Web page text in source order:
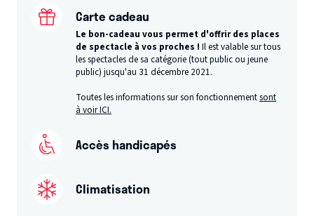
Carte cadeau
Le bon-cadeau vous permet d'offrir des places
de spectacle à vos proches ! Il est valable sur tous
les spectacles de sa catégorie (tout public ou jeune
public) jusqu'au 31 décembre 2021.
Toutes les informations sur son fonctionnementsont
à voir ICI.
Accès handicapés
Climatisation